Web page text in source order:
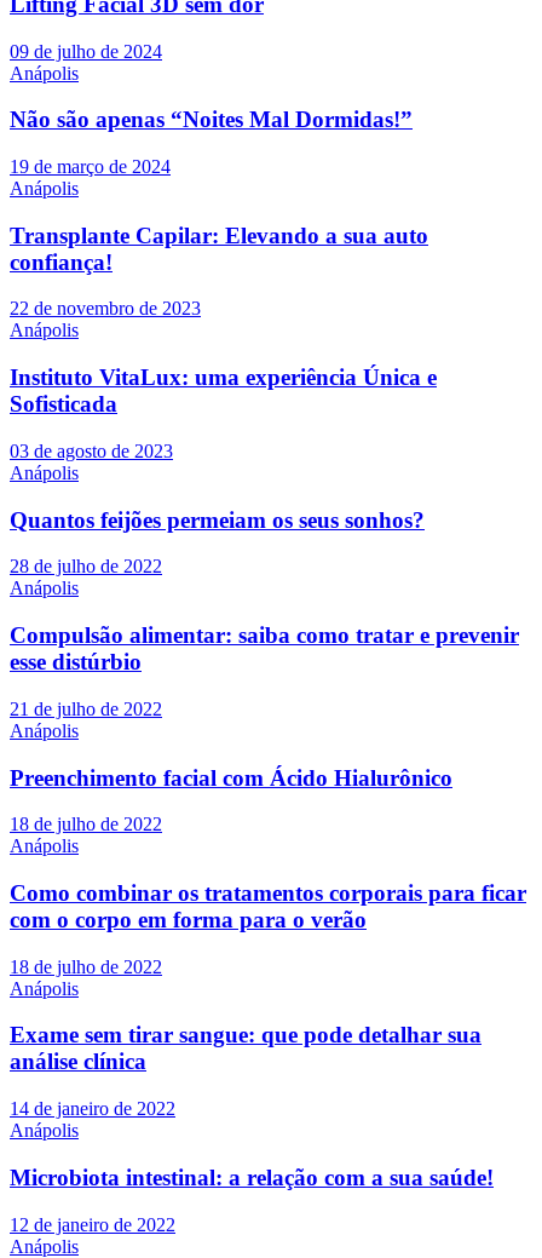
09 de julho de 2024
Anápolis
Não são apenas “Noites Mal Dormidas!”
19 de março de 2024
Anápolis
Transplante Capilar: Elevando a sua auto
confiança!
22 de novembro de 2023
Anápolis
Instituto VitaLux: uma experiência Única e
Sofisticada
03 de agosto de 2023
Anápolis
Quantos feijões permeiam os seus sonhos?
28 de julho de 2022
Anápolis
Compulsão alimentar: saiba como tratar e prevenir
esse distúrbio
21 de julho de 2022
Anápolis
Preenchimento facial com Ácido Hialurônico
18 de julho de 2022
Anápolis
Como combinar os tratamentos corporais para ficar
com o corpo em forma para o verão
18 de julho de 2022
Anápolis
Exame sem tirar sangue: que pode detalhar sua
análise clínica
14 de janeiro de 2022
Anápolis
Microbiota intestinal: a relação com a sua saúde!
12 de janeiro de 2022
Anápolis